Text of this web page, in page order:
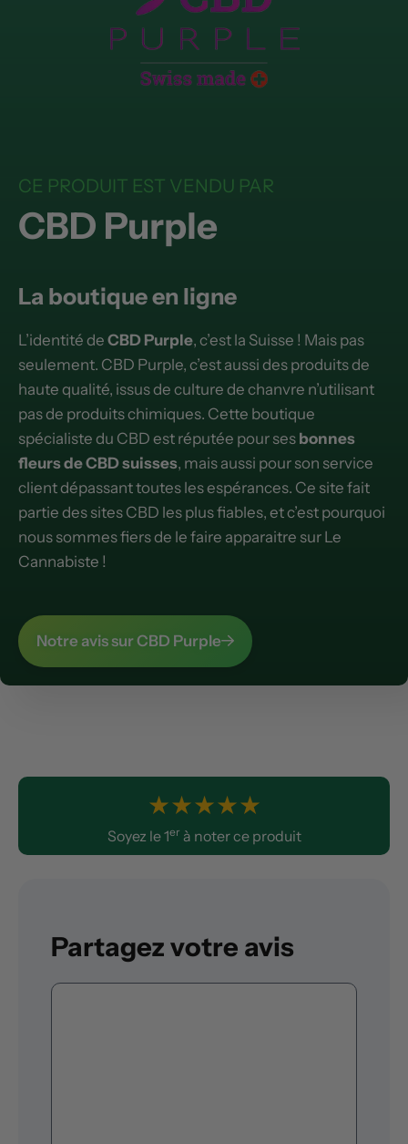
CE PRODUIT EST VENDU PAR
CBD Purple
La boutique en ligne
L’identité de CBD Purple, c’est la Suisse ! Mais pas
seulement. CBD Purple, c’est aussi des produits de
haute qualité, issus de culture de chanvre n’utilisant
pas de produits chimiques. Cette boutique
spécialiste du CBD est réputée pour ses bonnes
fleurs de CBD suisses, mais aussi pour son service
client dépassant toutes les espérances. Ce site fait
partie des sites CBD les plus fiables, et c’est pourquoi
nous sommes fiers de le faire apparaitre sur Le
Cannabiste !
Notre avis sur CBD Purple
★★★★★
Soyez le 1er à noter ce produit
Partagez votre avis
Commentaire